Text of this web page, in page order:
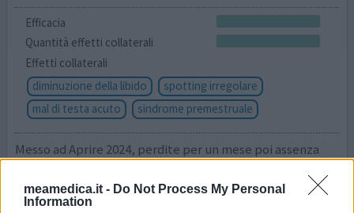
meamedica.it - Do Not Process My Personal
Information
Efficacia
Quantità effetti collaterali
Effetti collaterali
diminuzione della libido
spotting irregolare
mal di testa acuto
sindrome premestruale
Messo ad Aprire 2024, perdite per un mese poi assenza
per 2 settimane ed in seguito perdite continue fino ad
oggi,a volte sono molto abbondanti a volte meno ma non
mi permettono di sentirmi serena. Nell' ultimo mese